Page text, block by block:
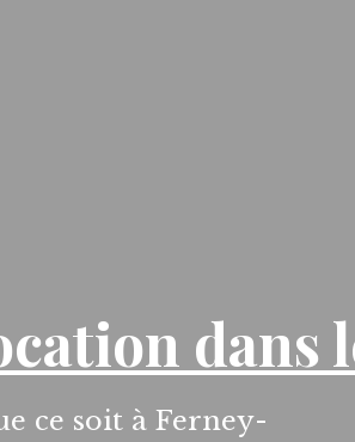
dans
ce soit à Ferney-